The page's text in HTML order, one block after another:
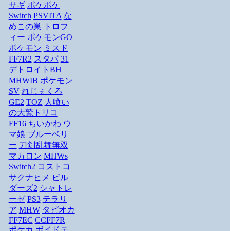
サギ ポケポケ
Switch PSVITA な
めこの巣
トロフ
ィー ポケモンGO
ポケモン ミスド
FF7R2 スタバ 31
デトロイトBH
MHWIB ポケモン
SV れじぇくろ
GE2 TOZ 人喰い
の大鷲トリコ
FF16 ちいかわ ウ
マ娘 ブルーベリ
ー 刀剣乱舞無双
マカロン MHWs
Switch2 コストコ
サクナヒメ ビル
ダーズ2 シャトレ
ーゼ PS3 テラリ
ア MHW タピオカ
FF7EC CCFF7R